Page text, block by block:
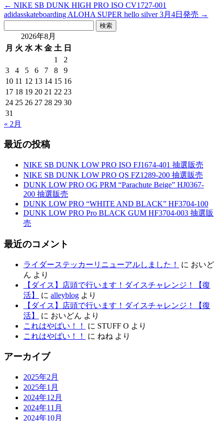
← NIKE SB DUNK HIGH PRO ISO CV1727-001
adidasskateboarding ALOHA SUPER hello silver 3月4日発売 →
2026年8月
月 火 水 木 金 土 日
1
2
3
4 5 6 7 8
9
10 11 12 13 14 15 16
17 18 19 20 21 22 23
24 25 26 27 28 29 30
31
« 2月
最近の投稿
NIKE SB DUNK LOW PRO ISO FJ1674-401 抽選販売
NIKE SB DUNK LOW PRO QS FZ1289-200 抽選販売
DUNK LOW PRO OG PRM “Parachute Beige” HJ0367-
200 抽選販売
DUNK LOW PRO “WHITE AND BLACK” HF3704-100
DUNK LOW PRO Pro BLACK GUM HF3704-003 抽選販
売
最近のコメント
ライダーステッカーリニューアルしました！ に おいど
ん より
【ダイス】店頭で行います！ダイスチャレンジ！【復
活】
に alleyblog より
【ダイス】店頭で行います！ダイスチャレンジ！【復
活】
に おいどん より
これはやばい！！
に STUFF O より
これはやばい！！
に ねね より
アーカイブ
2025年2月
2025年1月
2024年12月
2024年11月
2024年10月